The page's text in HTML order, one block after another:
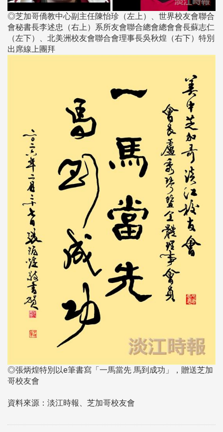
◎芝加哥僑教中心副主任陳怡珍（左上）、世界校友會聯合
會秘書長李述忠（右上）系所友會聯合總會總會會長蘇志仁
（左下）、北美洲校友會聯合會理事長吳秋煌（右下）特別
出席線上團拜
◎張炳煌特別以e筆書寫「一馬當先 馬到成功」，贈送芝加
哥校友會
資料來源：淡江時報、芝加哥校友會